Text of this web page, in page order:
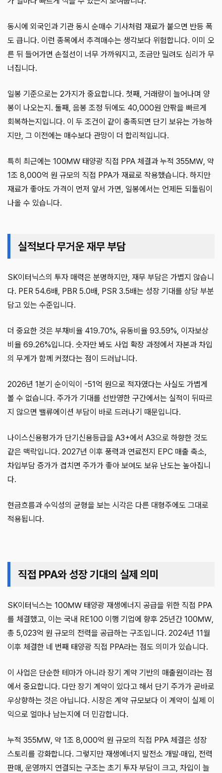
동시에 외국인과 기관 동시 순매수 기사처럼 재료가 붙으면 반등 폭
도 큽니다. 이런 종목에서 추격매수는 생각보다 위험합니다. 이미 오
른 뒤 들어가면 손절선이 너무 가까워지고, 조금만 밀려도 심리가 무
너집니다.
일봉 기준으로는 2가지가 중요합니다. 첫째, 거래량이 늘어나며 양
봉이 나오는지. 둘째, 음봉 조정 뒤에도 40,000원 안팎을 빠르게
회복하는지입니다. 이 두 조건이 같이 충족되면 단기 보유는 가능하
지만, 그 이전에는 매수보다 관망이 더 합리적입니다.
특히 최근에는 100㎿ 태양광 직접 PPA 체결과 누적 355㎿, 약
1조 8,000억 원 규모의 직접 PPA가 재료로 작용했습니다. 하지만
재료가 좋아도 가격이 먼저 앞서 가면, 일봉에서는 언제든 되돌림이
나올 수 있습니다.
실적보다 무거운 재무 부담
SK이터닉스의 투자 매력은 분명하지만, 재무 부담은 가볍지 않습니
다. PER 54.6배, PBR 5.0배, PSR 3.5배는 성장 기대를 상당 부분
담고 있는 수준입니다.
더 중요한 것은 부채비율 419.70%, 유동비율 93.59%, 이자보상
비율 69.26%입니다. 숫자만 봐도 사업 확장 과정에서 자본과 차입
의 무게가 함께 커졌다는 점이 드러납니다.
2026년 1분기 순이익이 -51억 원으로 적자였다는 사실도 가볍게
볼 수 없습니다. 주가가 기대를 선반영한 구간에서는 실적이 뒤따르
지 않으면 밸류에이션 부담이 바로 드러나기 때문입니다.
나이스신용평가가 단기신용등급을 A3+에서 A3으로 하향한 것도
같은 맥락입니다. 2027년 이후 풍력과 연료전지 EPC 매출 축소,
차입부담 증가가 겹치면 주가가 좋아 보여도 보유 난도는 높아집니
다.
현금흐름과 수익성의 균형을 보는 시각은 다른 대형주에도 그대로
적용됩니다.
직접 PPA와 성장 기대의 실제 의미
SK이터닉스는 100㎿ 태양광 재생에너지 공급을 위한 직접 PPA
를 체결했고, 이는 국내 RE100 이행 기업에 향후 25년간 100㎿,
총 5,023억 원 규모의 전력을 공급하는 구조입니다. 2024년 11월
이후 체결한 네 번째 태양광 직접 PPA라는 점도 의미가 있습니다.
이 사업은 단순한 테마가 아니라 장기 계약 기반의 매출원이라는 점
에서 중요합니다. 다만 장기 계약이 있다고 해서 단기 주가가 곧바로
우상향하는 것은 아닙니다. 시장은 계약 규모보다 이 계약이 실제 이
익으로 얼마나 남는지에 더 민감합니다.
누적 355㎿, 약 1조 8,000억 원 규모의 직접 PPA 체결은 성장
스토리를 강화합니다. 그렇지만 재생에너지 발전소 개발·매입, 전력
판매, 운영까지 연결되는 구조는 초기 투자 부담이 크고, 차입이 늘